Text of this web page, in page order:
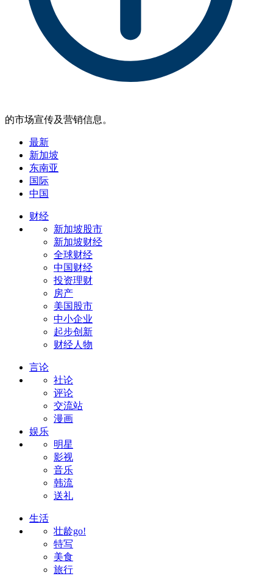
的市场宣传及营销信息。
最新
新加坡
东南亚
国际
中国
财经
新加坡股市
新加坡财经
全球财经
中国财经
投资理财
房产
美国股市
中小企业
起步创新
财经人物
言论
社论
评论
交流站
漫画
娱乐
明星
影视
音乐
韩流
送礼
生活
壮龄go!
特写
美食
旅行